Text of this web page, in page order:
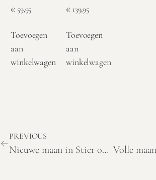
€59,95
Toevoegen
aan
winkelwagen
€139,95
Toevoegen
aan
winkelwagen
PREVIOUS
Nieuwe maan in Stier op 27 april 2025: betekenis en thema’s